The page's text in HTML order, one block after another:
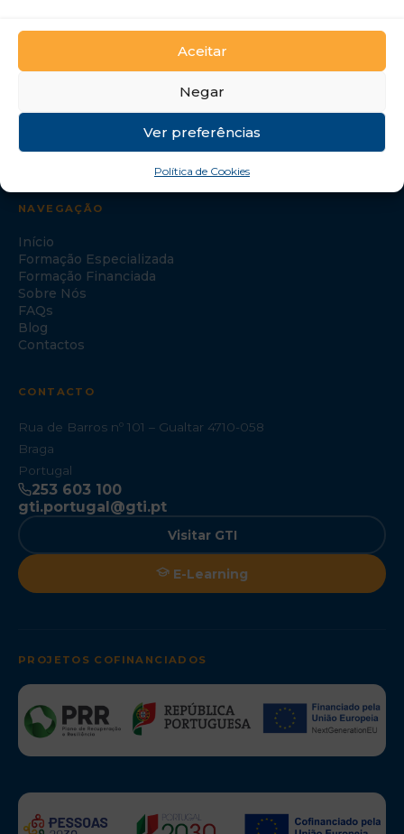
Aceitar
Negar
Ver preferências
Política de Cookies
NAVEGAÇÃO
Início
Formação Especializada
Formação Financiada
Sobre Nós
FAQs
Blog
Contactos
CONTACTO
Rua de Barros nº 101 – Gualtar 4710-058
Braga
Portugal
253 603 100
gti.portugal@gti.pt
Visitar GTI
E-Learning
PROJETOS COFINANCIADOS